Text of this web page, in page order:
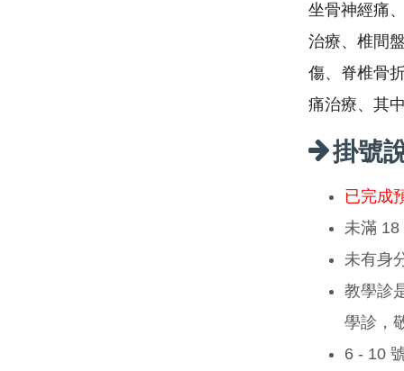
坐骨神經痛
治療、椎間
傷、脊椎骨
痛治療、其
掛號
已完成
未滿 18
未有身
教學診
學診，
6 - 10